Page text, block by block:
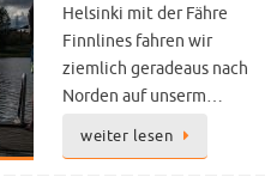
Helsinki mit der Fähre
Finnlines fahren wir
ziemlich geradeaus nach
Norden auf unserm…
weiter lesen